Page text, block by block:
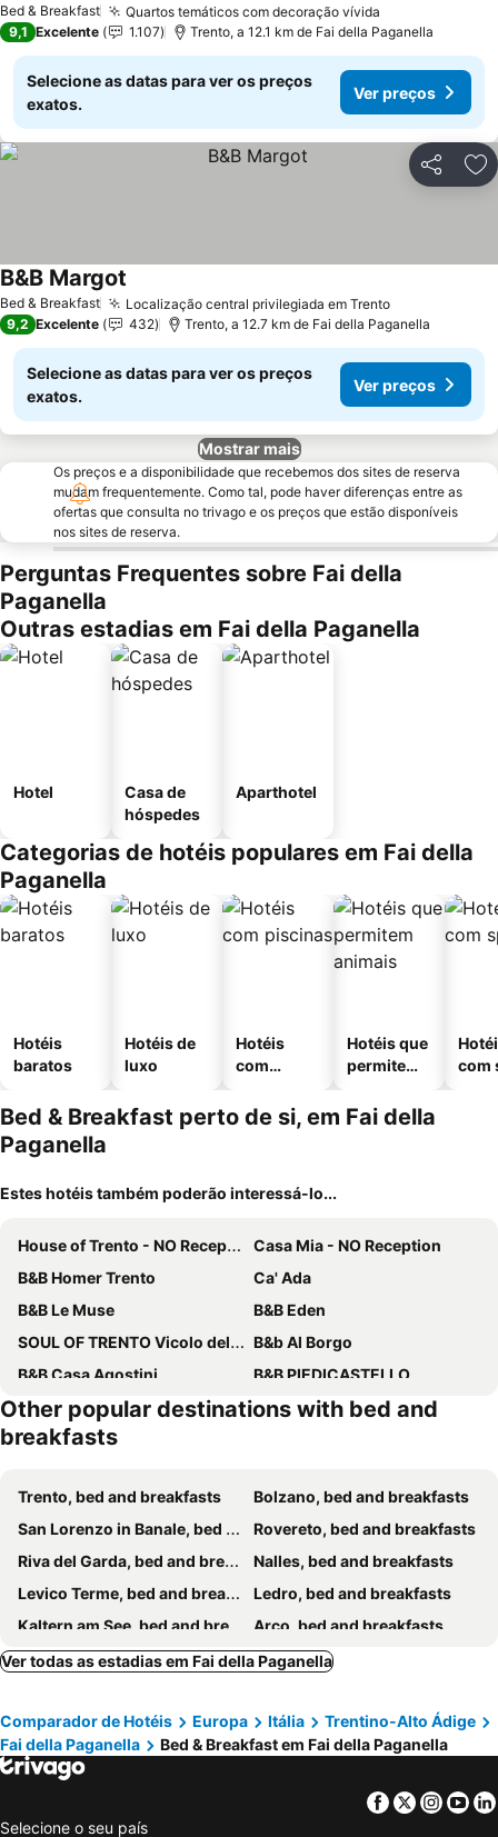
Bed & Breakfast Quartos temáticos com decoração vívida
9,1 Excelente 1.107 Trento, a 12.1 km de Fai della Paganella
Selecione as datas para ver os preços
exatos.
Ver preços
Partilhar
Bed & Breakfast Localização central privilegiada em Trento
B&B Margot
9,2 Excelente 432 Trento, a 12.7 km de Fai della Paganella
Selecione as datas para ver os preços
exatos.
Ver preços
Mostrar mais
Os preços e a disponibilidade que recebemos dos sites de reserva
mudam frequentemente. Como tal, pode haver diferenças entre as
ofertas que consulta no trivago e os preços que estão disponíveis
nos sites de reserva.
Perguntas Frequentes sobre Fai della
Paganella
Outras estadias em Fai della Paganella
Hotel
Casa de
hóspedes
Aparthotel
Categorias de hotéis populares em Fai della
Paganella
Hotéis
baratos
Hotéis de
luxo
Hotéis
com
Hotéis que
permitem
com
Bed & Breakfast perto de si, em Fai della
Paganella
Estes hotéis também poderão interessá-lo...
House of Trento - NO Reception
Casa Mia - NO Reception
B&B Homer Trento
Ca' Ada
B&B Le Muse
B&B Eden
SOUL OF TRENTO Vicolo del vo'
B&b Al Borgo
B&B Casa Agostini
B&B PIEDICASTELLO
Bed & Breakfast Al Nettuno
Locanda Le Due Travi
B&B Lupin Trento
Other popular destinations with bed and
breakfasts
Trento, bed and breakfasts
Bolzano, bed and breakfasts
San Lorenzo in Banale, bed and breakfasts
Rovereto, bed and breakfasts
Riva del Garda, bed and breakfasts
Nalles, bed and breakfasts
Levico Terme, bed and breakfasts
Ledro, bed and breakfasts
Kaltern am See, bed and breakfasts
Arco, bed and breakfasts
Nago Torbole, bed and breakfasts
Limone sul Garda, bed and breakfasts
Pinzolo, bed and breakfasts
Cavalese, bed and breakfasts
Lana, bed and breakfasts
Ronzone, bed and breakfasts
Isera, bed and breakfasts
Malcesine, bed and breakfasts
Temù, bed and breakfasts
Ver todas as estadias em Fai della Paganella
Comparador de Hotéis Europa Itália
Trentino-Alto Ádige
Fai della Paganella
Bed & Breakfast em Fai della Paganella
Facebook
Twitter
Selecione o seu país